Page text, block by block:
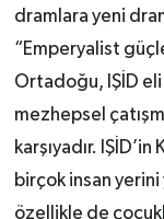
dramlara yeni
“Emperyalist
Ortadoğu, IŞİD
mezhepsel
karşıyadır.
birçok insan
özellikle de